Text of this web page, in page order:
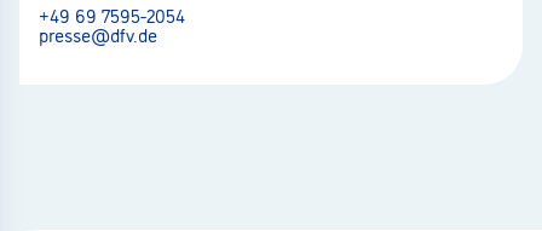
+49 69 7595-2054
presse@dfv.de